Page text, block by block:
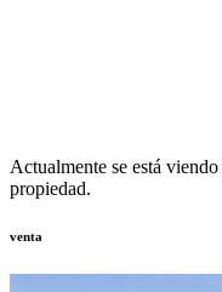
Actualmente se está viendo
propiedad.
venta